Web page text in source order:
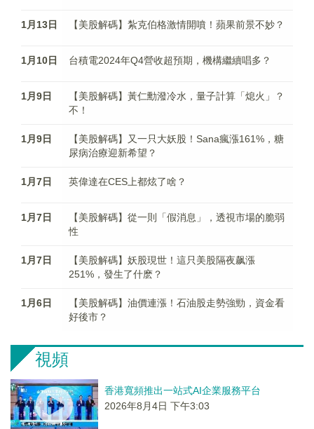
1月13日 【美股解碼】紮克伯格激情開噴！蘋果前景不妙？
1月10日 台積電2024年Q4營收超預期，機構繼續唱多？
1月9日
【美股解碼】黃仁勳潑冷水，量子計算「熄火」？
不！
1月9日
【美股解碼】又一只大妖股！Sana瘋漲161%，糖
尿病治療迎新希望？
1月7日 英偉達在CES上都炫了啥？
1月7日
【美股解碼】從一則「假消息」，透視市場的脆弱
性
1月7日
【美股解碼】妖股現世！這只美股隔夜飙漲
251%，發生了什麽？
1月6日
【美股解碼】油價連漲！石油股走勢強勁，資金看
好後市？
視頻
香港寬頻推出一站式AI企業服務平台
2026年8月4日 下午3:03